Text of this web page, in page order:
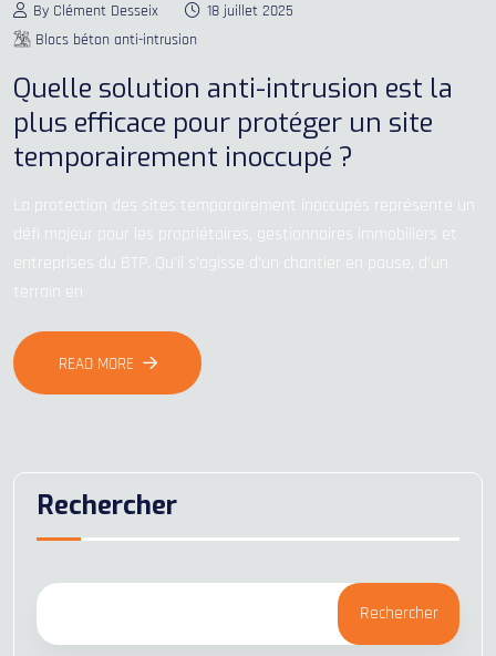
By Clément Desseix
18 juillet 2025
Blocs béton anti-intrusion
Quelle solution anti-intrusion est la
plus efficace pour protéger un site
temporairement inoccupé ?
La protection des sites temporairement inoccupés représente un
défi majeur pour les propriétaires, gestionnaires immobiliers et
entreprises du BTP. Qu’il s’agisse d’un chantier en pause, d’un
terrain en
READ MORE
Rechercher
Rechercher